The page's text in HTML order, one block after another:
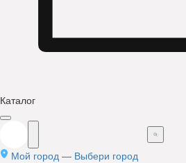
Каталог
Мой город — Выбери город